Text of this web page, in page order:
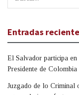
Entradas
El Salvador participa
Presidente de Colombia
Juzgado de lo Criminal